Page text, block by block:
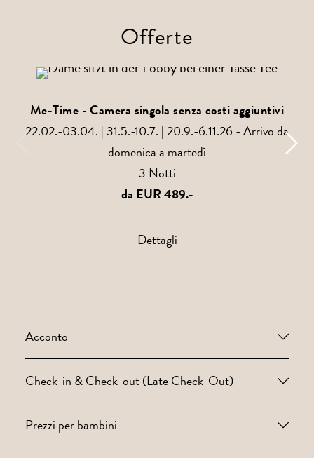
Offerte
Me-Time - Camera singola senza costi aggiuntivi
22.02.-03.04. | 31.5.-10.7. | 20.9.-6.11.26 - Arrivo da
domenica a martedì
3 Notti
da EUR 489.-
Dettagli
Acconto
Check-in & Check-out (Late Check-Out)
Prezzi per bambini